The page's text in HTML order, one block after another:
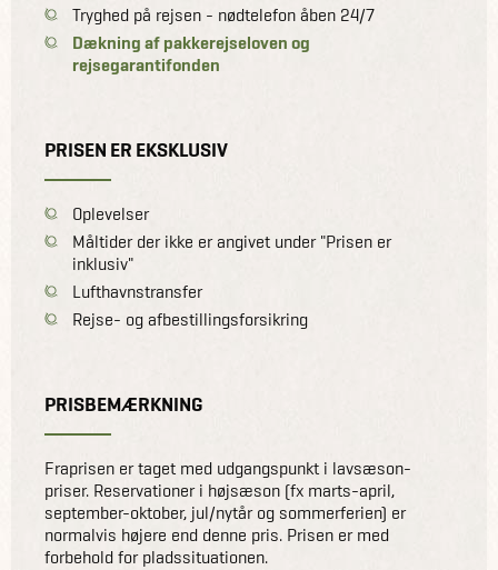
Tryghed på rejsen - nødtelefon åben 24/7
Dækning af pakkerejseloven og
rejsegarantifonden
PRISEN ER EKSKLUSIV
Oplevelser
Måltider der ikke er angivet under "Prisen er
inklusiv"
Lufthavnstransfer
Rejse- og afbestillingsforsikring
PRISBEMÆRKNING
Fraprisen er taget med udgangspunkt i lavsæson-
priser. Reservationer i højsæson (fx marts-april,
september-oktober, jul/nytår og sommerferien) er
normalvis højere end denne pris. Prisen er med
forbehold for pladssituationen.